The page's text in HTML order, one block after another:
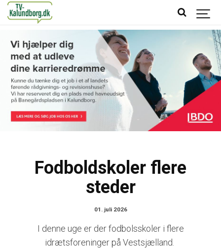
Fodboldskoler flere
steder
01. juli 2026
I denne uge er der fodbolsskoler i flere
idrætsforeninger på Vestsjælland.